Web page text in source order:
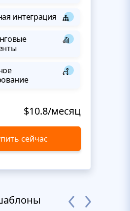
интеграция
$10.8/месяц
сейчас